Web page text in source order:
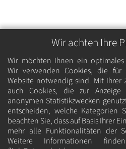
Wir achten Ihre
Wir möchten Ihnen ein optimales
Wir verwenden Cookies, die für
Website notwendig sind. Mit Ihrer
auch Cookies, die zur
anonymen Statistikzwecken
entscheiden, welche Kategorien
beachten Sie, dass auf Basis Ihrer
mehr alle Funktionalitäten der
Weitere Informationen